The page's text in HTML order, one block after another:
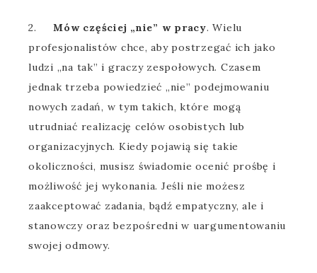
2.Mów częściej „nie” w pracy. Wielu
profesjonalistów chce, aby postrzegać ich jako
ludzi „na tak” i graczy zespołowych. Czasem
jednak trzeba powiedzieć „nie” podejmowaniu
nowych zadań, w tym takich, które mogą
utrudniać realizację celów osobistych lub
organizacyjnych. Kiedy pojawią się takie
okoliczności, musisz świadomie ocenić prośbę i
możliwość jej wykonania. Jeśli nie możesz
zaakceptować zadania, bądź empatyczny, ale i
stanowczy oraz bezpośredni w uargumentowaniu
swojej odmowy.